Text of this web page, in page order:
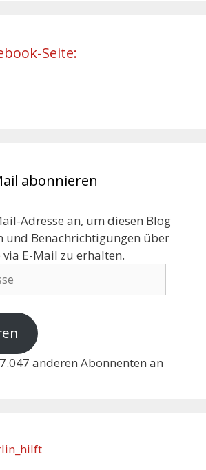
Seite:
abonnieren
Adresse an, um diesen Blog
und Benachrichtigungen über
E-Mail zu erhalten.
anderen Abonnenten an